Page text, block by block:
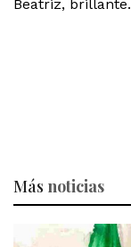
Beatriz, brillante.
Más noticias